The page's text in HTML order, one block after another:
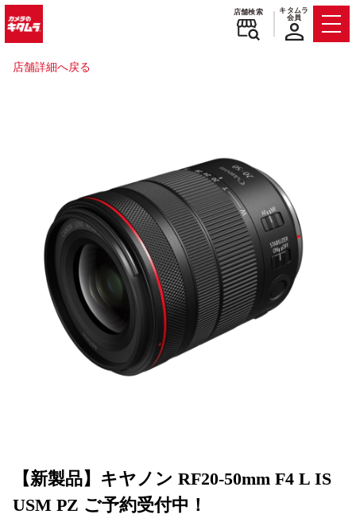
店舗検索
キタムラ
会員
店舗詳細へ戻る
【新製品】キヤノン RF20-50mm F4 L IS
USM PZ ご予約受付中！